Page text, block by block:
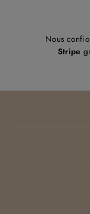
Nous
Stripe